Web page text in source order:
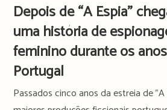
Prime
Video
de
“Ninguém
Como
Tu”,
icónica
novela
Depois de “A Espia”
uma história de
feminino durante os
Portugal
Passados cinco anos da estreia de